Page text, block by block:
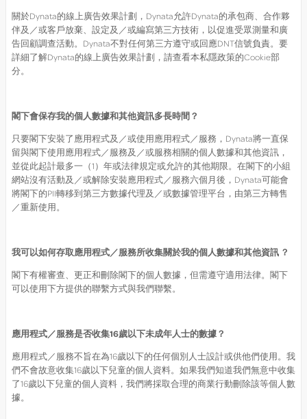
關於Dynata的線上廣告效果計劃，Dynata允許Dynata的承包商、合作夥
伴及／或客戶放棄、設定及／或編寫第三方技術，以促進受眾測量和廣
告回顧調查活動。Dynata不對任何第三方遵守或回應DNT信號負責。要
詳細了解Dynata的線上廣告效果計劃，請查看本私隱政策的Cookie部
分。
閣下會保存我的個人數據和其他資訊多長時間？
只要閣下安裝了應用程式及／或使用應用程式／服務，Dynata將一直保
留與閣下使用應用程式／服務及／或服務相關的個人數據和其他資訊，
並從此起計最多一（1）年或法律規定或允許的其他期限。在閣下的小組
網站沒有活動及／或解除安裝應用程式／服務六個月後，Dynata可能會
將閣下的PII轉移到第三方數據代理及／或數據管理平台，由第三方轉售
／重新使用。
我可以如何存取應用程式／服務所收集關於我的個人數據和其他資訊 ？
閣下有權審查、更正和刪除閣下的個人數據，但需遵守適用法律。閣下
可以使用下方提供的聯繫方式與我們聯繫。
應用程式／服務是否收集16歲以下未成年人士的數據？
應用程式／服務不旨在為16歲以下的任何個別人士設計或供他們使用。我
們不會故意收集16歲以下兒童的個人資料。如果我們知道我們無意中收集
了16歲以下兒童的個人資料，我們將採取合理的商業行動刪除該等個人數
據。